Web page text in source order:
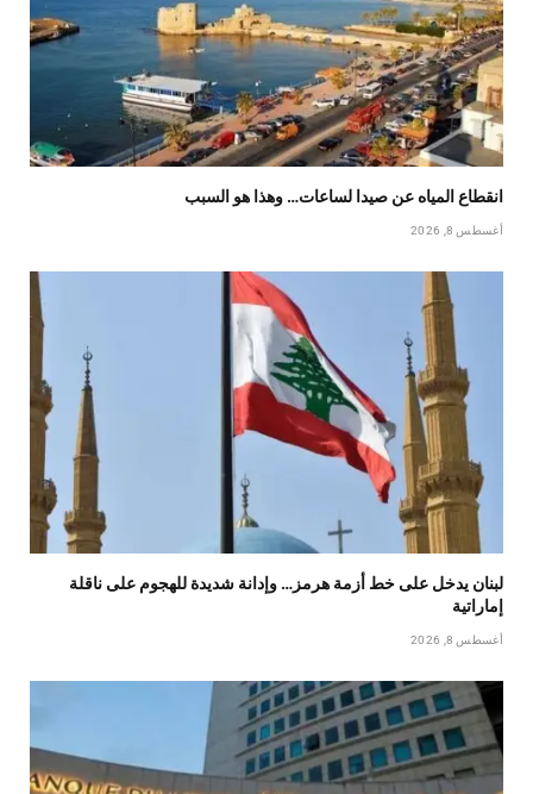
انقطاع المياه عن صيدا لساعات… وهذا هو السبب
أغسطس 8, 2026
لبنان يدخل على خط أزمة هرمز… وإدانة شديدة للهجوم على ناقلة
إماراتية
أغسطس 8, 2026